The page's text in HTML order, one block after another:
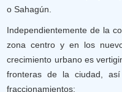
o Sahagún.
Independientemente de la
zona centro y en los
crecimiento urbano es
fronteras de la ciudad,
fraccionamientos: